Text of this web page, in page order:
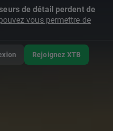
de détail perdent de
vous permettre de
Rejoignez XTB